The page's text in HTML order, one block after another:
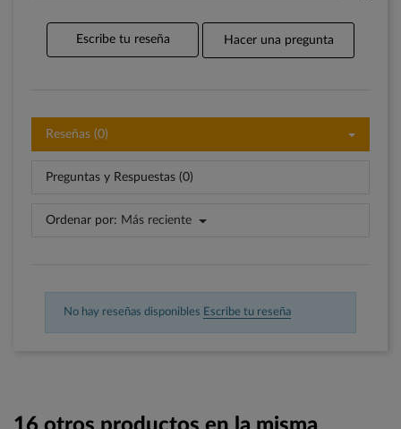
Escribe tu reseña Hacer una pregunta
Reseñas (0)
Preguntas y Respuestas (0)
Ordenar por: Más reciente
No hay reseñas disponibles Escribe tu reseña